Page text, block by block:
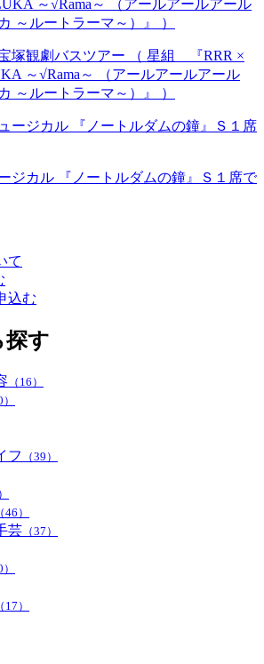
塚観劇バスツアー （ 星組 『RRR ×
～√Rama～ （アールアールアール
～ルートラーマ～）』 ）
ジカル 『ノートルダムの鐘』Ｓ１席で
て
込む
探す
（16）
フ （39）
（46）
芸 （37）
（17）